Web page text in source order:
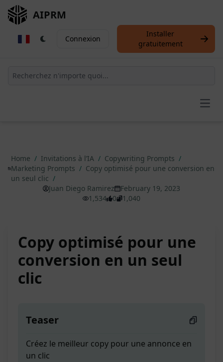
AIPRM
Connexion
Installer
gratuitement
Home / Invitations à l’IA / Copywriting Prompts /
Marketing Prompts / Copy optimisé pour une conversion en
un seul clic /
Juan Diego Ramirez
February 19, 2023
1,534
0 1,040
Copy optimisé pour une
conversion en un seul
clic
Teaser
Créez le meilleur copy pour une annonce en
un clic